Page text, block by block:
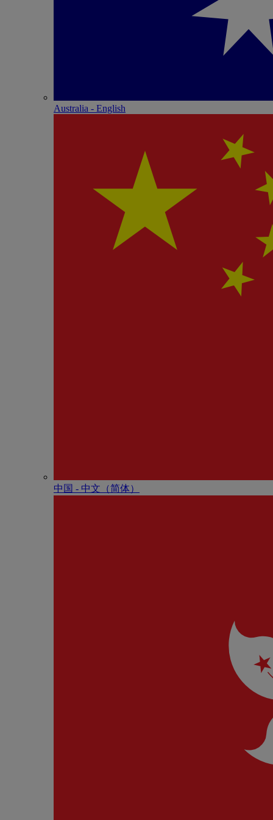
Australia - English
中国 - 中⽂（简体）